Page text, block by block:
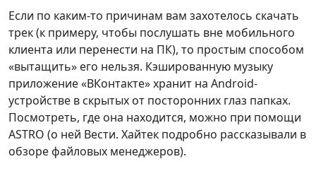
Если по каким-то причинам вам захотелось скачать
трек (к примеру, чтобы послушать вне мобильного
клиента или перенести на ПК), то простым способом
«вытащить» его нельзя. Кэшированную музыку
приложение «ВКонтакте» хранит на Android-
устройстве в скрытых от посторонних глаз папках.
Посмотреть, где она находится, можно при помощи
ASTRO (о ней Вести. Хайтек подробно рассказывали в
обзоре файловых менеджеров).